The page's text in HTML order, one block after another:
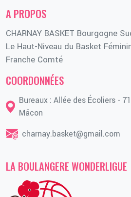
A PROPOS
CHARNAY BASKET Bourgogne
Le Haut-Niveau du Basket
Franche Comté
COORDONNÉES
Bureaux : Allée des Écoliers -
Mâcon
charnay.basket@gmail.com
LA BOULANGERE WONDERLIGUE